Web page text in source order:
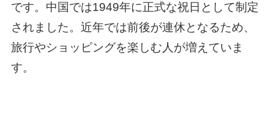
です。中国では1949年に正式な祝日として制定
されました。近年では前後が連休となるため、
旅行やショッピングを楽しむ人が増えていま
す。